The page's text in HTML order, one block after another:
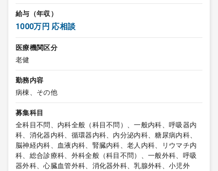
給与（年収）
1000万円 応相談
医療機関区分
老健
勤務内容
病棟、その他
募集科目
全科目不問、内科全般（科目不問）、一般内科、呼吸器内
科、消化器内科、循環器内科、内分泌内科、糖尿病内科、
脳神経内科、血液内科、腎臓内科、老人内科、リウマチ内
科、総合診療科、外科全般（科目不問）、一般外科、呼吸
器外科、心臓血管外科、消化器外科、乳腺外科、小児外